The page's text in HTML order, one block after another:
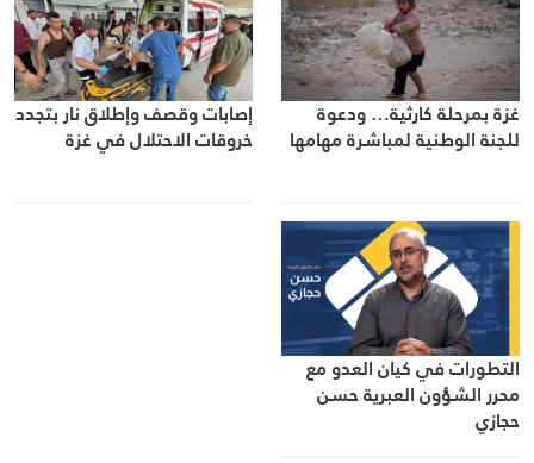
غزة بمرحلة كارثية… ودعوة
للجنة الوطنية لمباشرة مهامها
إصابات وقصف وإطلاق نار بتجدد
خروقات الاحتلال في غزة
التطورات في كيان العدو مع
محرر الشؤون العبرية حسن
حجازي